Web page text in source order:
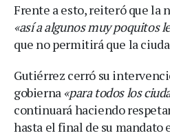
Frente a esto, reiteró que la
«así a algunos muy poquitos
que no permitirá que la
Gutiérrez cerró su
gobierna«para todos los
continuará haciendo
hasta el final de su mandato